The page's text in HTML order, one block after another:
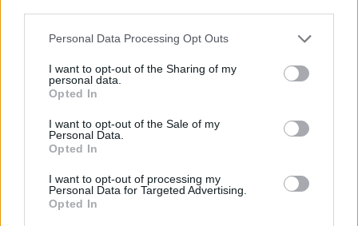
Personal Data Processing Opt Outs
I want to opt-out of the Sharing of my
personal data.
Opted In
I want to opt-out of the Sale of my
Personal Data.
Opted In
I want to opt-out of processing my
Personal Data for Targeted Advertising.
Opted In
Sportas
Savaitgalį Klaipėdoje -
daug sporto: veiksmas
virs penkiose skirtingose
miesto vietose
Sportas
Rimas Kurtinaitis
paskelbė Lietuvos
sąraše - du klaipėdiečiai